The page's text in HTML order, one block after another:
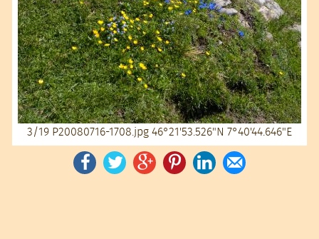
3/19 P20080716-1708.jpg46°21'53.526"N 7°40'44.646"E